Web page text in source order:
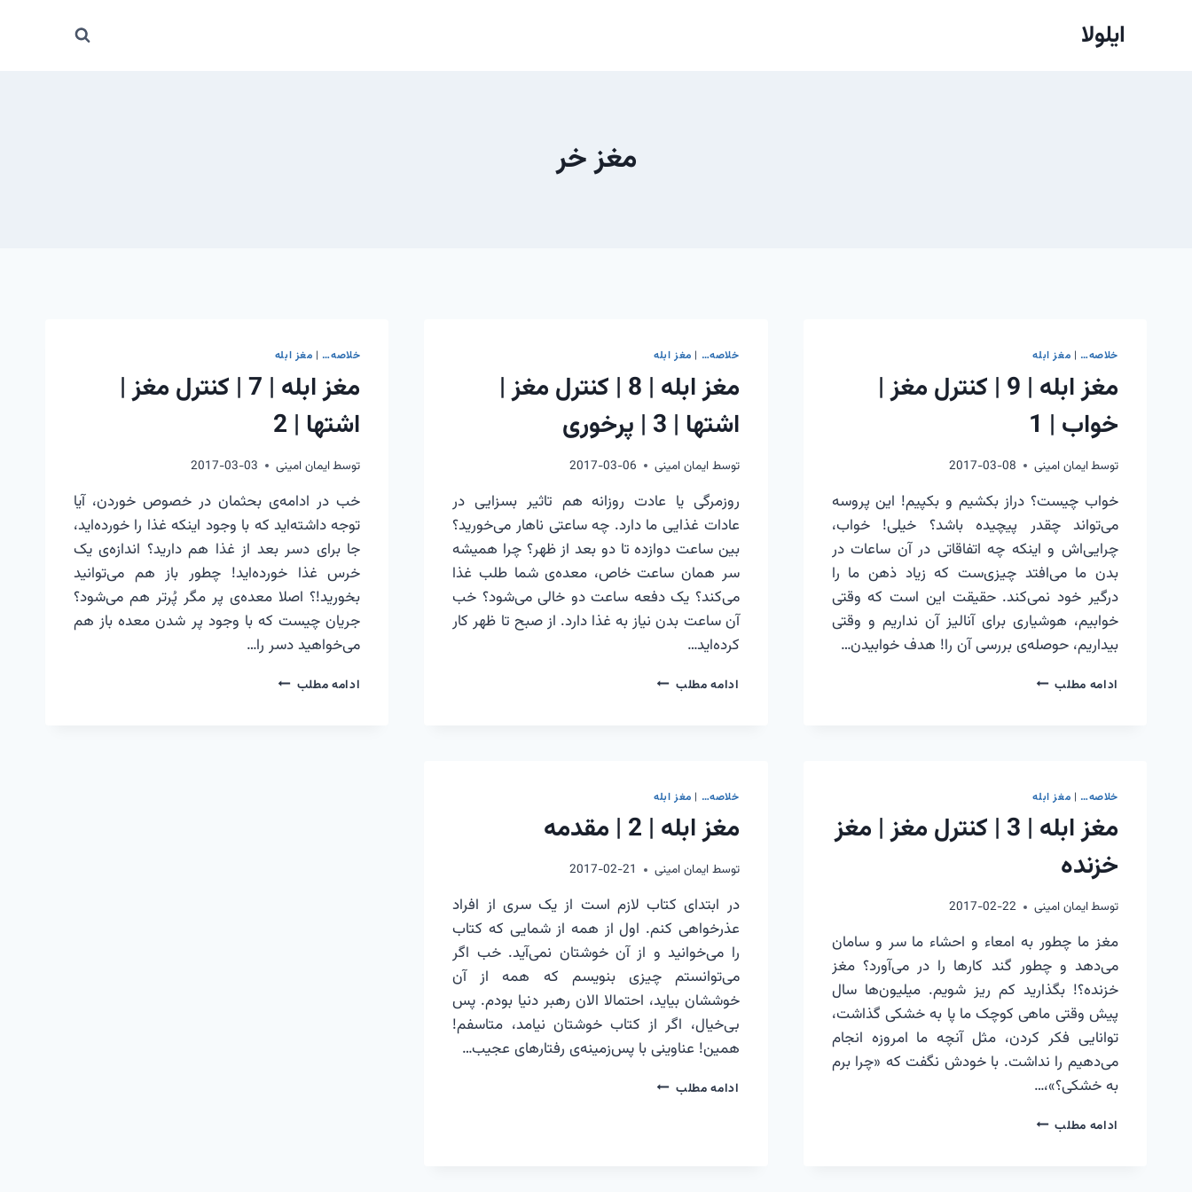
ایلولا
مغز خر
خلاصه… | مغز ابله
مغز ابله | 9 | کنترل مغز |
خواب | 1
توسطایمان امینی 2017-03-08
خواب چیست؟ دراز بکشیم و بکپیم! این پروسه
می‌تواند چقدر پیچیده باشد؟ خیلی! خواب،
چرایی‌اش و اینکه چه اتفاقاتی در آن ساعات در
بدن ما می‌افتد چیزی‌ست که زیاد ذهن ما را
درگیر خود نمی‌کند. حقیقت این است که وقتی
خوابیم، هوشیاری برای آنالیز آن نداریم و وقتی
بیداریم، حوصله‌ی بررسی آن را! هدف خوابیدن…
ادامه مطلبمغز
مغز
خواب
خلاصه… | مغز ابله
مغز ابله | 8 | کنترل مغز |
اشتها | 3 | پرخوری
توسطایمان امینی 2017-03-06
روزمرگی یا عادت روزانه هم تاثیر بسزایی در
عادات غذایی ما دارد. چه ساعتی ناهار می‌خورید؟
بین ساعت دوازده تا دو بعد از ظهر؟ چرا همیشه
سر همان ساعت خاص، معده‌ی شما طلب غذا
می‌کند؟ یک دفعه ساعت دو خالی می‌شود؟ خب
آن ساعت بدن نیاز به غذا دارد. از صبح تا ظهر کار
کرده‌اید…
ادامه مطلبمغز
مغز
اشتها
3
پرخوری
خلاصه… | مغز ابله
مغز ابله | 7 | کنترل مغز |
اشتها | 2
توسطایمان امینی 2017-03-03
خب در ادامه‌ی بحثمان در خصوص خوردن، آیا
توجه داشته‌اید که با وجود اینکه غذا را خورده‌اید،
جا برای دسر بعد از غذا هم دارید؟ اندازه‌ی یک
خرس غذا خورده‌اید! چطور باز هم می‌توانید
بخورید!؟ اصلا معده‌ی پر مگر پُرتر هم می‌شود؟
جریان چیست که با وجود پر شدن معده باز هم
می‌خواهید دسر را…
ادامه مطلبمغز
خلاصه… | مغز ابله
مغز ابله | 3 | کنترل مغز | مغز
خزنده
توسطایمان امینی 2017-02-22
مغز ما چطور به امعاء و احشاء ما سر و سامان
می‌دهد و چطور گند کارها را در می‌آورد؟ مغز
خزنده؟! بگذارید کم ریز شویم. میلیون‌ها سال
پیش وقتی ماهی کوچک ما پا به خشکی گذاشت،
توانایی فکر کردن، مثل آنچه ما امروزه انجام
می‌دهیم را نداشت. با خودش نگفت که «چرا برم
به خشکی؟»،…
ادامه مطلبمغز
خلاصه… | مغز ابله
مغز ابله | 2 | مقدمه
توسطایمان امینی 2017-02-21
در ابتدای کتاب لازم است از یک سری از افراد
عذرخواهی کنم. اول از همه از شمایی که کتاب
را می‌خوانید و از آن خوشتان نمی‌آید. خب اگر
می‌توانستم چیزی بنویسم که همه از آن
خوششان بیاید، احتمالا الان رهبر دنیا بودم. پس
بی‌خیال، اگر از کتاب خوشتان نیامد، متاسفم!
همین! عناوینی با پس‌زمینه‌ی رفتارهای عجیب…
ادامه مطلبمغز